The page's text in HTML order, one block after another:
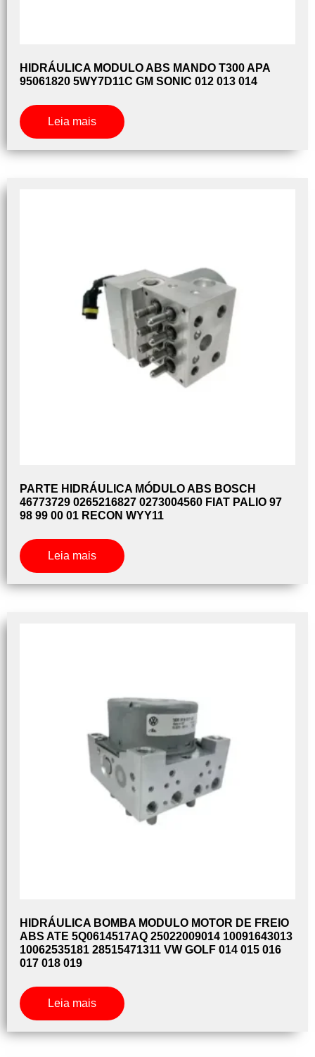
HIDRÁULICA MODULO ABS MANDO T300 APA
95061820 5WY7D11C GM SONIC 012 013 014
Leia mais
PARTE HIDRÁULICA MÓDULO ABS BOSCH
46773729 0265216827 0273004560 FIAT PALIO 97
98 99 00 01 RECON WYY11
Leia mais
HIDRÁULICA BOMBA MODULO MOTOR DE FREIO
ABS ATE 5Q0614517AQ 25022009014 10091643013
10062535181 28515471311 VW GOLF 014 015 016
017 018 019
Leia mais